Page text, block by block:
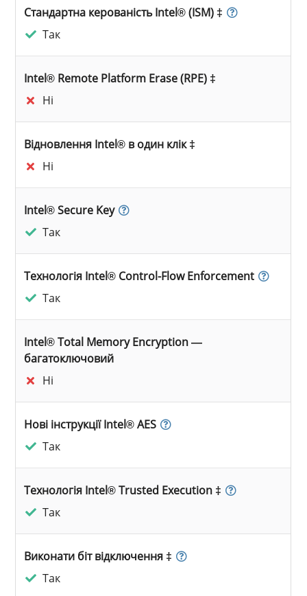
Стандартна керованість Intel® (ISM) ‡
Так
Intel® Remote Platform Erase (RPE) ‡
Ні
Відновлення Intel® в один клік ‡
Ні
Intel® Secure Key
Так
Технологія Intel® Control-Flow Enforcement
Так
Intel® Total Memory Encryption —
багатоключовий
Ні
Нові інструкції Intel® AES
Так
Технологія Intel® Trusted Execution ‡
Так
Виконати біт відключення ‡
Так